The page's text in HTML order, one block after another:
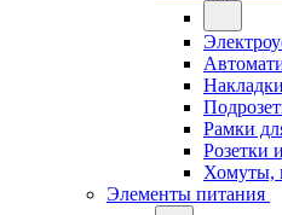
Рамки
Розетки
Хомуты,
Элементы питания